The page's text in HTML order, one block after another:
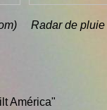
Radar de pluie
América"